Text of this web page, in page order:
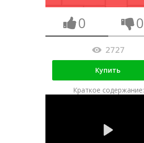
0 0
2727
Купить
Краткое содержание: